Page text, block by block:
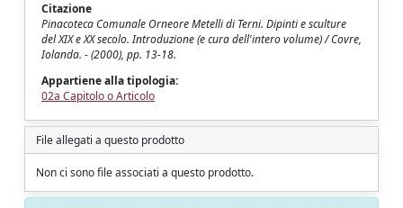
Citazione
Pinacoteca Comunale Orneore Metelli di Terni. Dipinti e sculture
del XIX e XX secolo. Introduzione (e cura dell'intero volume) / Covre,
Iolanda. - (2000), pp. 13-18.
Appartiene alla tipologia:
02a Capitolo o Articolo
File allegati a questo prodotto
Non ci sono file associati a questo prodotto.